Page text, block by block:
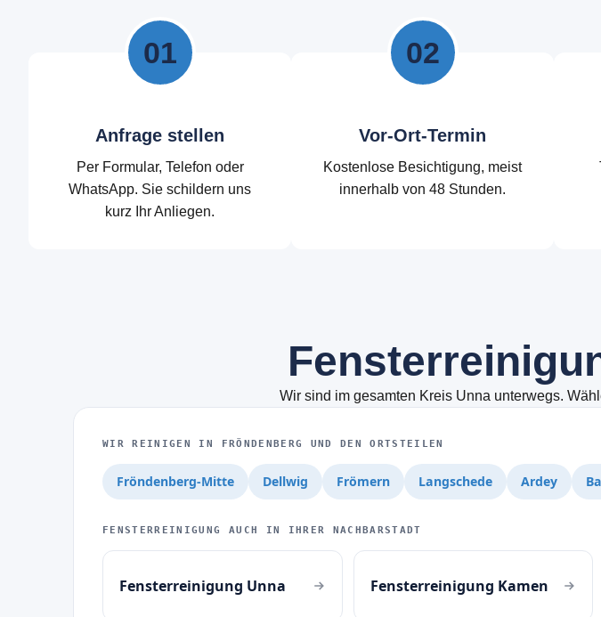
Anfrage stellen
Per Formular, Telefon oder
WhatsApp. Sie schildern uns
kurz Ihr Anliegen.
01
Vor-Ort-Termin
Kostenlose Besichtigung, meist
innerhalb von 48 Stunden.
02
Fensterreinigu
Wir sind im gesamten Kreis Unna unterwegs.
WIR REINIGEN IN FRÖNDENBERG UND DEN ORTSTEILEN
Fröndenberg-Mitte Dellwig Frömern Langschede Ardey
FENSTERREINIGUNG AUCH IN IHRER NACHBARSTADT
Fensterreinigung Unna Fensterreinigung Kamen